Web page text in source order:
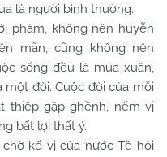
là người bình thường.
không nên huyễn
mãn, cũng không nên
sống đều là mùa xuân,
đời. Cuộc đời của mỗi
thiệp gập ghềnh, nếm vị
bất lợi thất ý.
kế vị của nước Tề hỏi